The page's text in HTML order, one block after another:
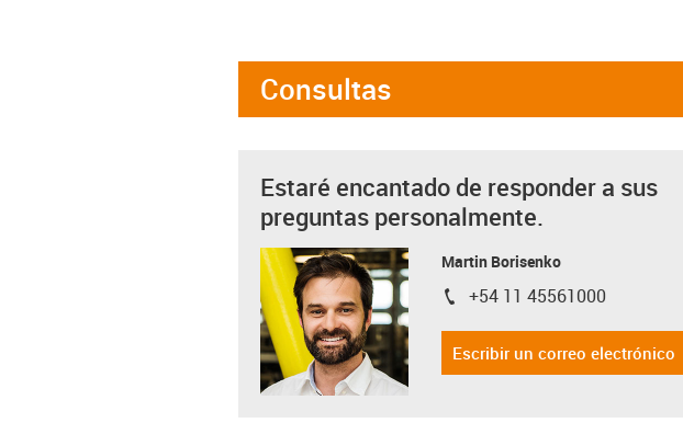
Consultas
Estaré encantado de responder a sus
preguntas personalmente.
Martin Borisenko
igus-icon-phone
+54 11 45561000
Escribir un correo electrónico